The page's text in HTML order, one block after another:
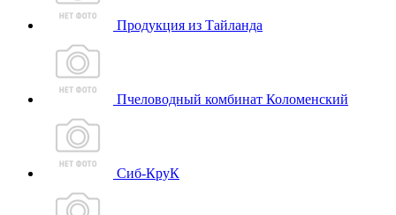
Продукция из Тайланда
Пчеловодный комбинат Коломенский
Сиб-КруК